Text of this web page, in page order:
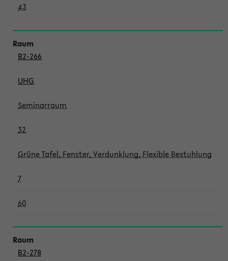
43
B2-266
UHG
Seminarraum
32
Grüne Tafel, Fenster, Verdunklung, Flexible Bestuhlung
7
60
B2-278